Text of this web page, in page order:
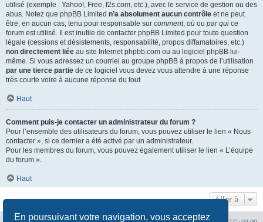
En poursuivant votre navigation, vous acceptez
utilisé (exemple : Yahoo!, Free, f2s.com, etc.), avec le service de gestion ou des
abus. Notez que phpBB Limited n’a absolument aucun contrôle et ne peut
être, en aucun cas, tenu pour responsable sur comment, où ou par qui ce
forum est utilisé. Il est inutile de contacter phpBB Limited pour toute question
légale (cessions et désistements, responsabilité, propos diffamatoires, etc.)
non directement liée au site Internet phpbb.com ou au logiciel phpBB lui-
même. Si vous adressez un courriel au groupe phpBB à propos de l’utilisation
par une tierce partie de ce logiciel vous devez vous attendre à une réponse
très courte voire à aucune réponse du tout.
Haut
Comment puis-je contacter un administrateur du forum ?
Pour l’ensemble des utilisateurs du forum, vous pouvez utiliser le lien « Nous
contacter », si ce dernier a été activé par un administrateur.
Pour les membres du forum, vous pouvez également utiliser le lien « L’équipe
du forum ».
Haut
Aller à